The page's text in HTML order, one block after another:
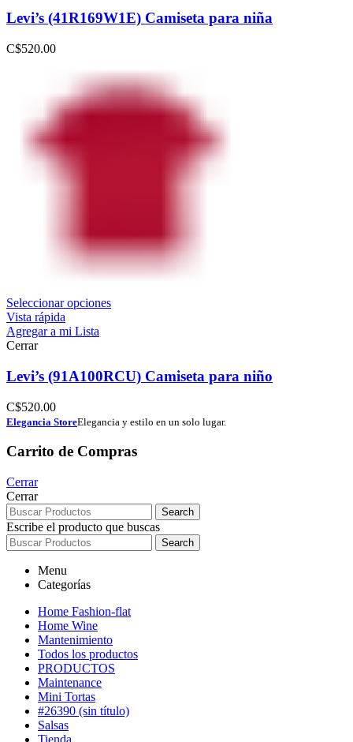
Levi’s (41R169W1E) Camiseta para niña
C$520.00
Seleccionar opciones
Vista rápida
Agregar a mi Lista
Cerrar
Levi’s (91A100RCU) Camiseta para niño
C$520.00
Elegancia StoreElegancia y estilo en un solo lugar.
Carrito de Compras
Cerrar
Cerrar
Search
Escribe el producto que buscas
Search
Menu
Categorías
Home Fashion-flat
Home Wine
Mantenimiento
Todos los productos
PRODUCTOS
Maintenance
Mini Tortas
#26390 (sin título)
Salsas
Tienda